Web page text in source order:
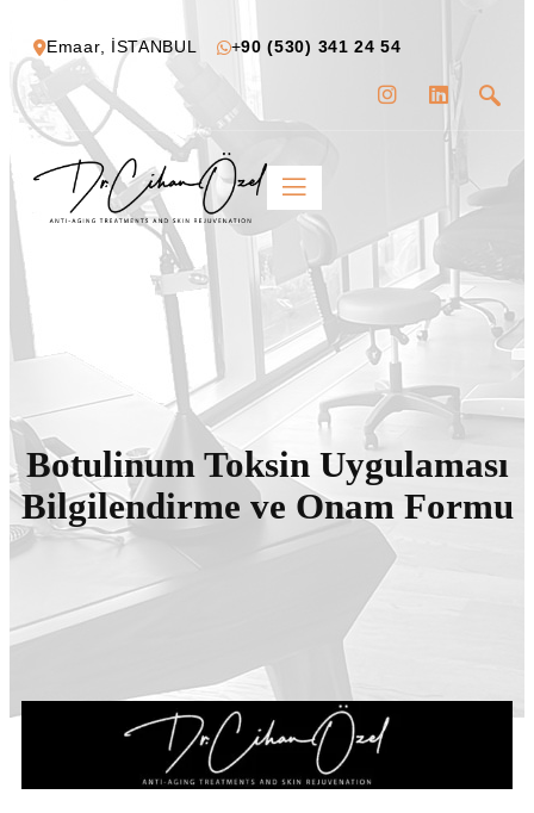
Emaar, İSTANBUL +90 (530) 341 24 54
Botulinum Toksin Uygulaması
Bilgilendirme ve Onam Formu